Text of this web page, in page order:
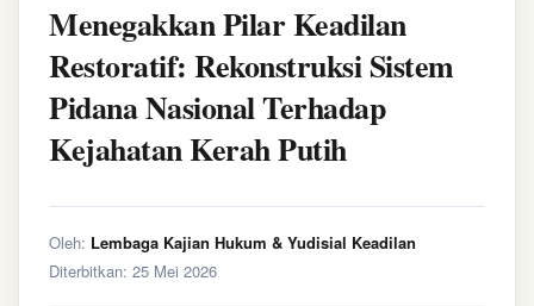
Menegakkan Pilar Keadilan
Restoratif: Rekonstruksi Sistem
Pidana Nasional Terhadap
Kejahatan Kerah Putih
Oleh: Lembaga Kajian Hukum & Yudisial Keadilan
Diterbitkan: 25 Mei 2026